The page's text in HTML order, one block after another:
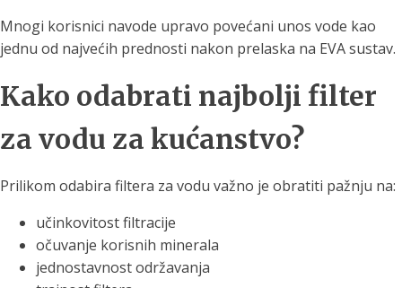
Mnogi korisnici navode upravo povećani unos vode kao
jednu od najvećih prednosti nakon prelaska na EVA sustav.
Kako odabrati najbolji filter
za vodu za kućanstvo?
Prilikom odabira filtera za vodu važno je obratiti pažnju na:
učinkovitost filtracije
očuvanje korisnih minerala
jednostavnost održavanja